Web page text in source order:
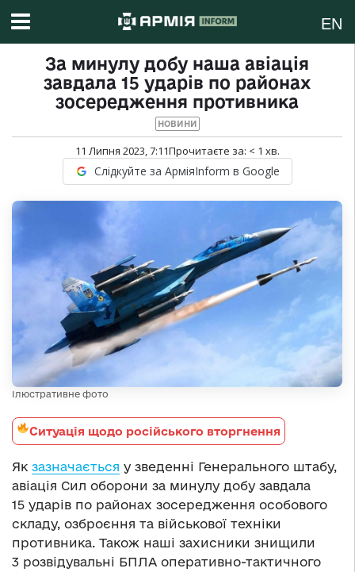
EN
За минулу добу наша авіація
завдала 15 ударів по районах
зосередження противника
НОВИНИ
11 Липня 2023, 7:11Прочитаєте за: < 1 хв.
Слідкуйте за АрміяInform в Google
Ілюстративне фото
Ситуація щодо російського вторгнення
Як зазначається у зведенні Генерального штабу,
авіація Сил оборони за минулу добу завдала
15 ударів по районах зосередження особового
складу, озброєння та військової техніки
противника. Також наші захисники знищили
3 розвідувальні БПЛА оперативно-тактичного